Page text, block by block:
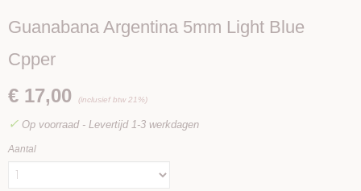
Guanabana Argentina 5mm Light Blue
Cpper
€ 17,00 (inclusief btw 21%)
✓ Op voorraad - Levertijd 1-3 werkdagen
Aantal